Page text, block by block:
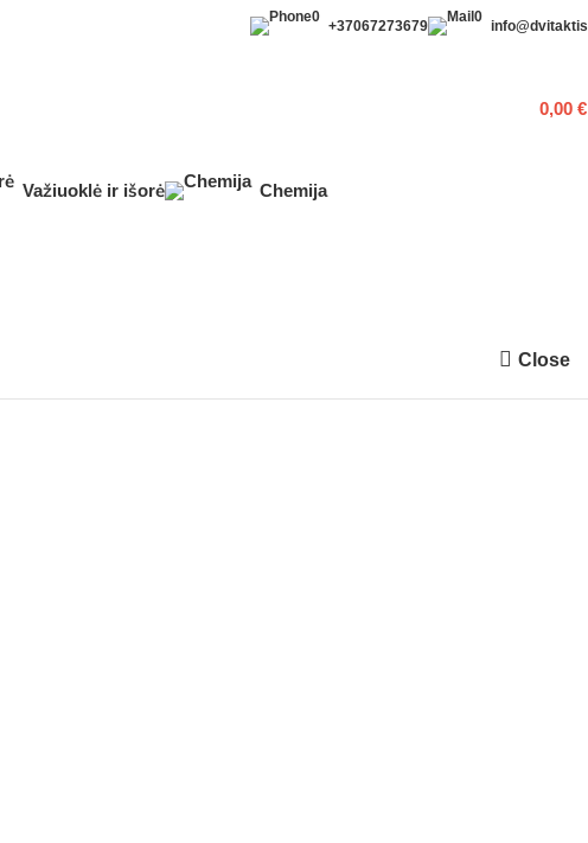
+37067273679
0,00 €
Važiuoklė ir išorė Chemija
Close